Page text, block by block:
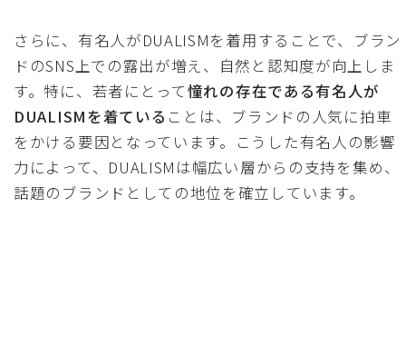
さらに、有名人がDUALISMを着用することで、ブラン
ドのSNS上での露出が増え、自然と認知度が向上しま
す。特に、若者にとって憧れの存在である有名人が
DUALISMを着ている ことは、ブランドの人気に拍車
をかける要因となっています。こうした有名人の影響
力によって、DUALISMは幅広い層からの支持を集め、
話題のブランドとしての地位を確立しています。